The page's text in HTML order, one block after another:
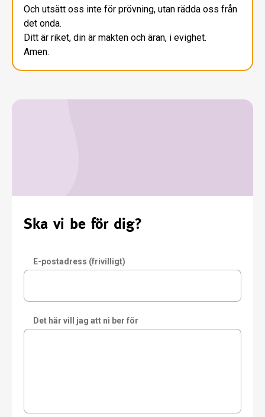
Och utsätt oss inte för prövning, utan rädda oss från
det onda.
Ditt är riket, din är makten och äran, i evighet.
Amen.
Ska vi be för dig?
E-postadress (frivilligt)
Det här vill jag att ni ber för